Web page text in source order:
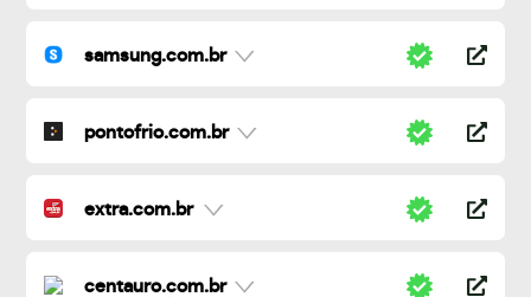
samsung.com.br
pontofrio.com.br
extra.com.br
centauro.com.br